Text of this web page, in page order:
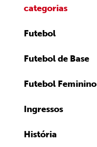
categorias
Futebol
Futebol de Base
Futebol Feminino
Ingressos
História